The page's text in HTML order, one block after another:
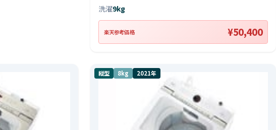
洗濯9kg
楽天参考価格 ¥50,400
縦型 8kg 2021年